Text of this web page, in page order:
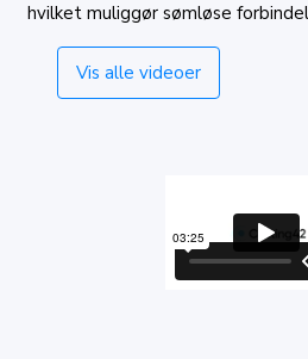
hvilket muliggør sømløse
Vis alle videoer